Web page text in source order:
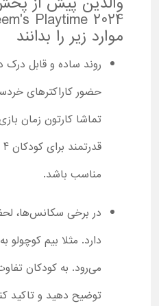
موارد زیر را بدانند
روند ساده و قابل درک
حضور کاراکترهای
تماشا کارتون زمان
مناسب باشد.
در برخی سکانس‌ها،
دارد. مثلا بیم کوچولو
می‌رود. به کودکان
توضیح دهید و تاکید